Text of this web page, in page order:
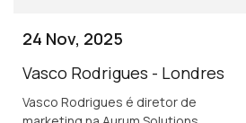
conselheira das comunidades
portuguesas.
24 Nov, 2025
Vasco Rodrigues - Londres
Vasco Rodrigues é diretor de